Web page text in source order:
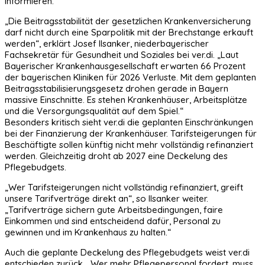
„Die Beitragsstabilität der gesetzlichen Krankenversicherung
darf nicht durch eine Sparpolitik mit der Brechstange erkauft
werden“, erklärt Josef Ilsanker, niederbayerischer
Fachsekretär für Gesundheit und Soziales bei ver.di. „Laut
Bayerischer Krankenhausgesellschaft erwarten 66 Prozent
der bayerischen Kliniken für 2026 Verluste. Mit dem geplanten
Beitragsstabilisierungsgesetz drohen gerade in Bayern
massive Einschnitte. Es stehen Krankenhäuser, Arbeitsplätze
und die Versorgungsqualität auf dem Spiel.“
Besonders kritisch sieht ver.di die geplanten Einschränkungen
bei der Finanzierung der Krankenhäuser. Tarifsteigerungen für
Beschäftigte sollen künftig nicht mehr vollständig refinanziert
werden. Gleichzeitig droht ab 2027 eine Deckelung des
Pflegebudgets.
„Wer Tarifsteigerungen nicht vollständig refinanziert, greift
unsere Tarifverträge direkt an“, so Ilsanker weiter.
„Tarifverträge sichern gute Arbeitsbedingungen, faire
Einkommen und sind entscheidend dafür, Personal zu
gewinnen und im Krankenhaus zu halten.“
Auch die geplante Deckelung des Pflegebudgets weist ver.di